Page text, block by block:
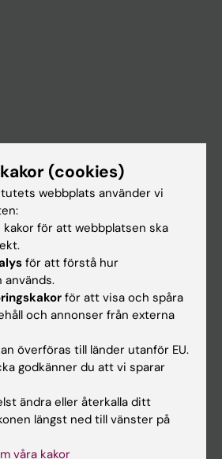
(cookies)
webbplats använder vi
kakor för att webbplatsen ska
för att förstå hur
används.
för att visa och spåra
och annonser från externa
överföras till länder utanför EU.
godkänner du att vi sparar
ändra eller återkalla ditt
längst ned till vänster på
våra kakor